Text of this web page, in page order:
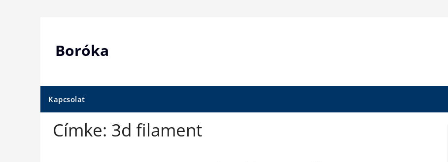
Boróka
Kapcsolat
Címke: 3d filament